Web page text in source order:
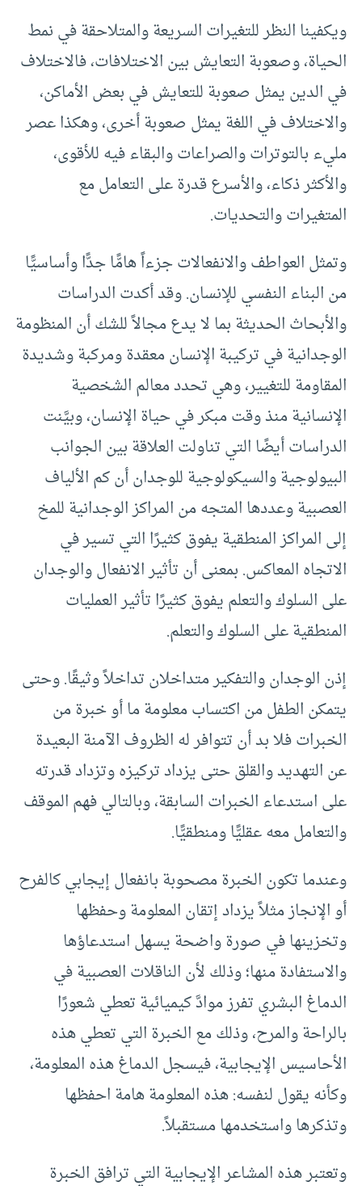
ويكفينا النظر للتغيرات السريعة والمتلاحقة في نمط
الحياة، وصعوبة التعايش بين الاختلافات، فالاختلاف
في الدين يمثل صعوبة للتعايش في بعض الأماكن،
والاختلاف في اللغة يمثل صعوبة أخرى، وهكذا عصر
مليء بالتوترات والصراعات والبقاء فيه للأقوى،
والأكثر ذكاء، والأسرع قدرة على التعامل مع
المتغيرات والتحديات.
وتمثل العواطف والانفعالات جزءاً هامًّا جدًّا وأساسيًّا
من البناء النفسي للإنسان. وقد أكدت الدراسات
والأبحاث الحديثة بما لا يدع مجالاً للشك أن المنظومة
الوجدانية في تركيبة الإنسان معقدة ومركبة وشديدة
المقاومة للتغيير، وهي تحدد معالم الشخصية
الإنسانية منذ وقت مبكر في حياة الإنسان، وبيَّنت
الدراسات أيضًا التي تناولت العلاقة بين الجوانب
البيولوجية والسيكولوجية للوجدان أن كم الألياف
العصبية وعددها المتجه من المراكز الوجدانية للمخ
إلى المراكز المنطقية يفوق كثيرًا التي تسير في
الاتجاه المعاكس. بمعنى أن تأثير الانفعال والوجدان
على السلوك والتعلم يفوق كثيرًا تأثير العمليات
المنطقية على السلوك والتعلم.
إذن الوجدان والتفكير متداخلان تداخلاً وثيقًا. وحتى
يتمكن الطفل من اكتساب معلومة ما أو خبرة من
الخبرات فلا بد أن تتوافر له الظروف الآمنة البعيدة
عن التهديد والقلق حتى يزداد تركيزه وتزداد قدرته
على استدعاء الخبرات السابقة، وبالتالي فهم الموقف
والتعامل معه عقليًّا ومنطقيًّا.
وعندما تكون الخبرة مصحوبة بانفعال إيجابي كالفرح
أو الإنجاز مثلاً يزداد إتقان المعلومة وحفظها
وتخزينها في صورة واضحة يسهل استدعاؤها
والاستفادة منها؛ وذلك لأن الناقلات العصبية في
الدماغ البشري تفرز موادَّ كيميائية تعطي شعورًا
بالراحة والمرح، وذلك مع الخبرة التي تعطي هذه
الأحاسيس الإيجابية، فيسجل الدماغ هذه المعلومة،
وكأنه يقول لنفسه: هذه المعلومة هامة احفظها
وتذكرها واستخدمها مستقبلاً.
وتعتبر هذه المشاعر الإيجابية التي ترافق الخبرة